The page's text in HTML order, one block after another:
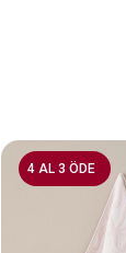
4 AL 3 ÖDE